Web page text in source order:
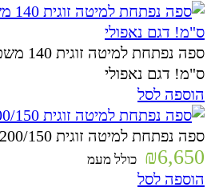
ס"מ! דגם נאפולי
הוספה לסל
ספה נפתחת למיטה זוגית 200/150 ס"מ דגם BESALU
₪6,650 כולל מעמ
הוספה לסל